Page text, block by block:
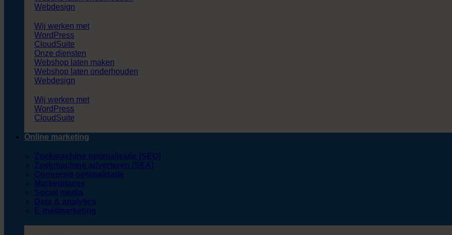
Webdesign
Wij werken met
WordPress
CloudSuite
Onze diensten
Webshop laten maken
Webshop laten onderhouden
Webdesign
Wij werken met
WordPress
CloudSuite
Online marketing
Zoekmachine optimalisatie (SEO)
Zoekmachine adverteren (SEA)
Conversie optimalisatie
Marketplaces
Social media
Data & analytics
E-mailmarketing